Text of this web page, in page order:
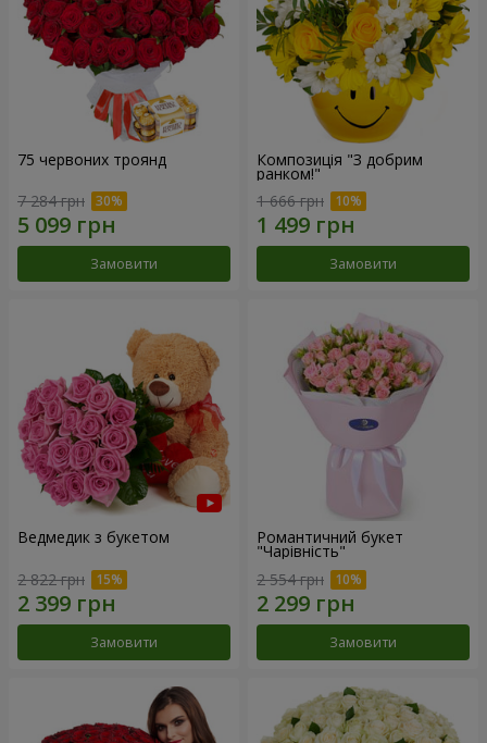
75 червоних троянд
7 284 грн
Замовити
Композиція "З добрим
ранком!"
1 666 грн
Замовити
Ведмедик з букетом
2 822 грн
Замовити
Романтичний букет
"Чарівність"
2 554 грн
Замовити